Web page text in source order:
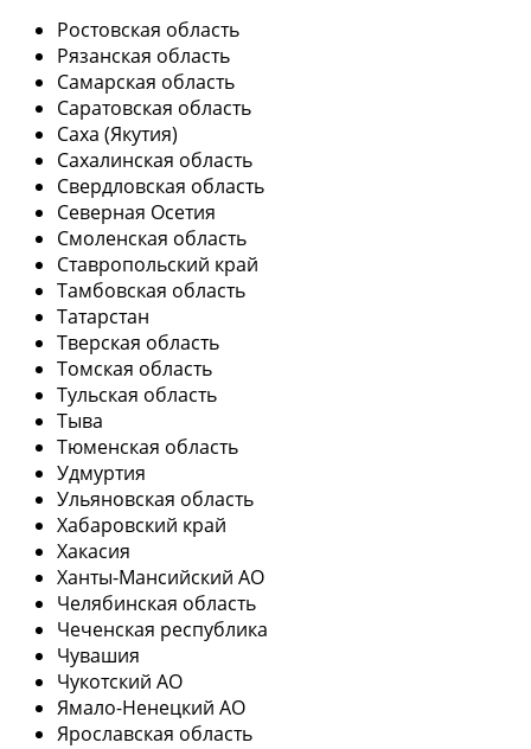
Ростовская область
Рязанская область
Самарская область
Саратовская область
Саха (Якутия)
Сахалинская область
Свердловская область
Северная Осетия
Смоленская область
Ставропольский край
Тамбовская область
Татарстан
Тверская область
Томская область
Тульская область
Тыва
Тюменская область
Удмуртия
Ульяновская область
Хабаровский край
Хакасия
Ханты-Мансийский АО
Челябинская область
Чеченская республика
Чувашия
Чукотский АО
Ямало-Ненецкий АО
Ярославская область